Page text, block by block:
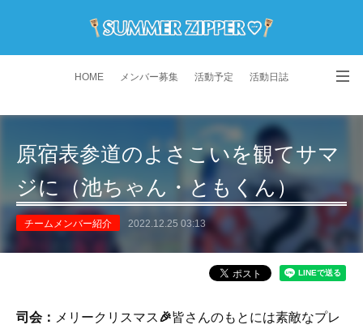
HOME メンバー募集 活動予定 活動日誌
演舞動画 よくある質問 Instagram
原宿表参道のよさこいを観てサマ
ジに（池ちゃん・ともくん）
チームメンバー紹介 2022.12.25 03:13
司会： メリークリスマス🎉皆さんのもとには素敵なプレ